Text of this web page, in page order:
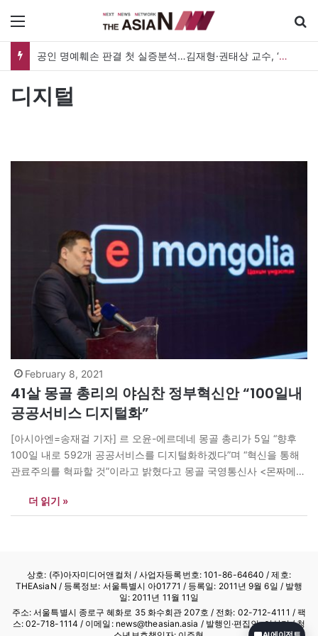
공인 명예훼손 판결 첫 실증분석…김재형·권태상 교수, ‘공인 보도준칙’ 제안도
디지털
February 8, 2021
41살 몽골 총리의 야심찬 정부혁신안 “100일내
공공서비스 디지털화”
[아시아엔=송재걸 기자] 르 오윤-에르데네 몽골 총리가 5일 “향후
100일 내로 592개 공공서비스를 디지털화하겠다”며 “혁신을 통해
관료주의를 혁파할 것”이라고 밝혔다고 몽골 국영통신사 <몬짜메통
리에서 “공공기관에 만연한 관료주의와 불투명하고 느린 행정처리
로 인해 국민들이 불편함을 겪고 있다”며 “IT기술을 통해 이같은 애
더 읽기 »
상호: (주)아자미디어앤컬처 /사업자등록번호: 101-86-64640 / 제호:
THEAsiaN / 등록정보: 서울특별시 아01771 / 등록일: 2011년 9월 6일 / 발행
일: 2011년 11월 11일
주소: 서울특별시 종로구 혜화로 35 화수회관 207호 / 전화: 02-712-4111 / 팩
스: 02-718-1114 / 이메일: news@theasian.asia / 발행인·편집인: 이상기 / 청